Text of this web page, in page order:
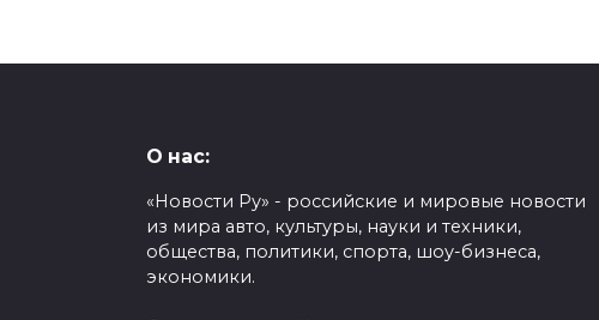
О нас:
«Новости Ру» - российские и мировые новости
из мира авто, культуры, науки и техники,
общества, политики, спорта, шоу-бизнеса,
экономики.